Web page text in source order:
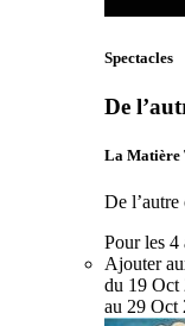
Spectacles
De
La Matière
De
Pour les 4
Ajouter
du 19 Oct
au 29 Oct